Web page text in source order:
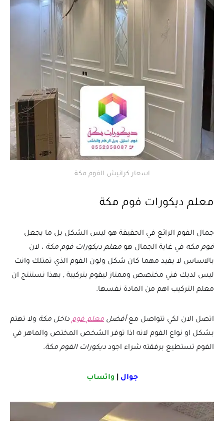
اسعار كرانيش الفوم مكة
معلم ديكورات فوم مكة
جمال الفوم الرائع في الحقيقة هو ليس الشكل بل ما يجعل
فوم مكه في غاية الجمال هو معلم ديكورات فوم مكة ، لان
بالاساس لا يفيد مهما كان شكل ولون الفوم الذي تمتلك وانت
ليس لديك فني مختصص وممتاز ليقوم بتركيبة , بهذا نستنتج ان
معلم التركيب اهم من المادة نفسها.
اتصل الان لكي تتواصل معأفضل معلم فوم داخل مكة ولا تهتم
بشكل او نواع الفوم لانه اذا توفر الشخص المختص والماهر في
الفوم تستطيع برفقته شراء اجود ديكورات الفوم مكة.
جوال واتساب